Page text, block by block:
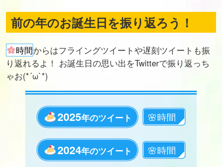
前の年のお誕生日を振り返ろう！
時間からはフライングツイートや遅刻ツイートも振
り返れるよ！ お誕生日の思い出をTwitterで振り返っち
ゃお(*´ω`*)
2025年のツイート
2024年のツイート